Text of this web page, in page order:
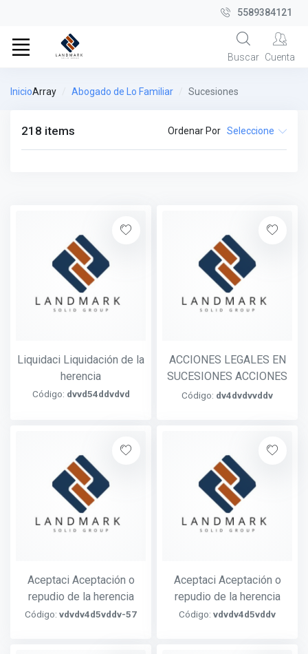
5589384121
Buscar Cuenta
InicioArray Abogado de Lo Familiar Sucesiones
218 items Ordenar Por Seleccione
Liquidaci Liquidación de la
herencia
Código: dvvd54ddvdvd
ACCIONES LEGALES EN
SUCESIONES ACCIONES
LEGALES EN SUCESIONES
Código: dv4dvdvvddv
Aceptaci Aceptación o
repudio de la herencia
Código: vdvdv4d5vddv-57
Aceptaci Aceptación o
repudio de la herencia
Código: vdvdv4d5vddv